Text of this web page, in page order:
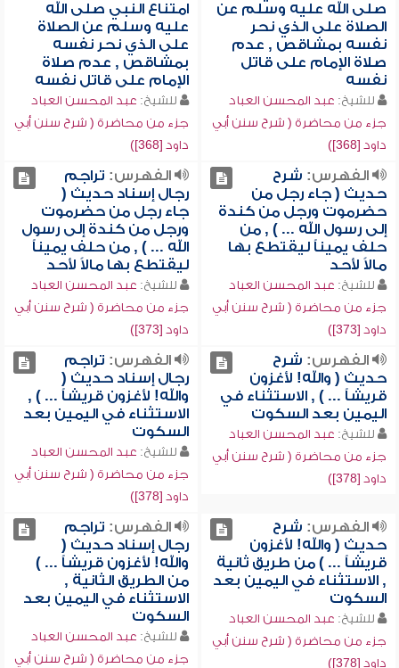
صلى الله عليه وسلم عن
الصلاة على الذي نحر
نفسه بمشاقص , عدم
صلاة الإمام على قاتل
نفسه
للشيخ: عبد المحسن العباد
جزء من محاضرة ( شرح سنن أبي
داود [368])
امتناع النبي صلى الله
عليه وسلم عن الصلاة
على الذي نحر نفسه
بمشاقص , عدم صلاة
الإمام على قاتل نفسه
للشيخ: عبد المحسن العباد
جزء من محاضرة ( شرح سنن أبي
داود [368])
الفهرس: شرح
حديث ( جاء رجل من
حضرموت ورجل من كندة
إلى رسول الله ... ) , من
حلف يميناً ليقتطع بها
مالاً لأحد
للشيخ: عبد المحسن العباد
جزء من محاضرة ( شرح سنن أبي
داود [373])
الفهرس: تراجم
رجال إسناد حديث (
جاء رجل من حضرموت
ورجل من كندة إلى رسول
الله ... ) , من حلف يميناً
ليقتطع بها مالاً لأحد
للشيخ: عبد المحسن العباد
جزء من محاضرة ( شرح سنن أبي
داود [373])
الفهرس: شرح
حديث ( والله! لأغزون
قريشاً ... ) , الاستثناء في
اليمين بعد السكوت
للشيخ: عبد المحسن العباد
جزء من محاضرة ( شرح سنن أبي
داود [378])
الفهرس: تراجم
رجال إسناد حديث (
والله! لأغزون قريشاً ... ) ,
الاستثناء في اليمين بعد
السكوت
للشيخ: عبد المحسن العباد
جزء من محاضرة ( شرح سنن أبي
داود [378])
الفهرس: شرح
حديث ( والله! لأغزون
قريشاً ... ) من طريق ثانية
, الاستثناء في اليمين بعد
السكوت
للشيخ: عبد المحسن العباد
جزء من محاضرة ( شرح سنن أبي
داود [378])
الفهرس: تراجم
رجال إسناد حديث (
والله! لأغزون قريشاً ... )
من الطريق الثانية ,
الاستثناء في اليمين بعد
السكوت
للشيخ: عبد المحسن العباد
جزء من محاضرة ( شرح سنن أبي